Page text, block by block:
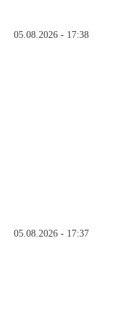
05.08.2026 - 17:38
05.08.2026 - 17:37